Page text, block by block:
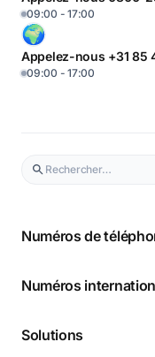
09:00 - 17:00
Appelez-nous +31 85
09:00 - 17:00
Numéros de
Numéros
Solutions